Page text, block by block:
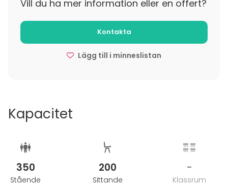
du det med skratt och glada deltagare blir det
enklare. Alla aktiviteter går ut på att använda våra
Vill du ha mer information eller en offert?
Kontakta
Lägg till i minneslistan
Kapacitet
350
Stående
200
Sittande
-
Klassrum